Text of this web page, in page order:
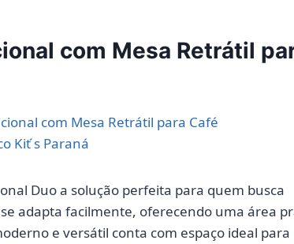
com Mesa Retrátil
Duo a solução perfeita para quem busca
adapta facilmente, oferecendo uma área
e versátil conta com espaço ideal para